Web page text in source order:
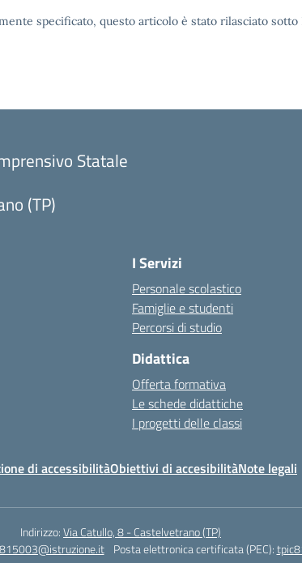
specificato, questo articolo è stato rilasciato
Statale
(TP)
I Servizi
Personale scolastico
Famiglie e studenti
Percorsi di studio
Didattica
Offerta formativa
Le schede didattiche
I progetti delle classi
di accessibilitàObiettivi di accesibilitàNote legali
Indirizzo:Via Catullo, 8 - Castelvetrano (TP)
Posta elettronica certificata (PEC):